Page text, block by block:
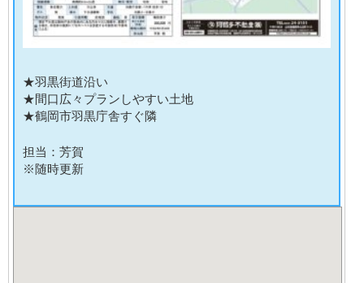
★羽黒街道沿い
★間口広々プランしやすい土地
★鶴岡市羽黒庁舎すぐ隣
担当：芳賀
※随時更新